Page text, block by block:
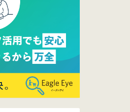
拡充し、サイトリニ
た。⇒
ジを開設しました。
リリースしました。